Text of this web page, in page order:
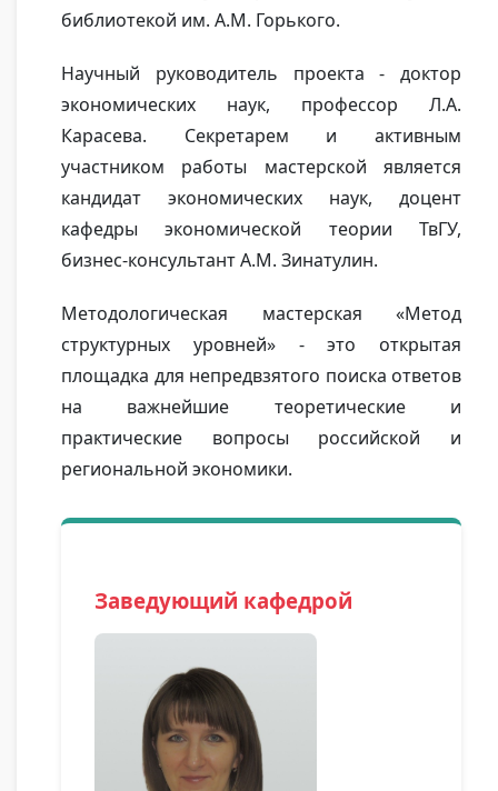
библиотекой им. А.М. Горького.
Научный руководитель проекта - доктор
экономических наук, профессор Л.А.
Карасева. Секретарем и активным
участником работы мастерской является
кандидат экономических наук, доцент
кафедры экономической теории ТвГУ,
бизнес-консультант А.М. Зинатулин.
Методологическая мастерская «Метод
структурных уровней» - это открытая
площадка для непредвзятого поиска ответов
на важнейшие теоретические и
практические вопросы российской и
региональной экономики.
Заведующий кафедрой